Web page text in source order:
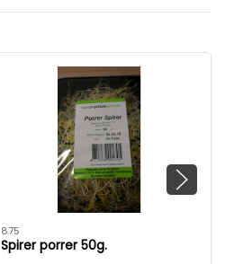
875
Spirer porrer 50g.